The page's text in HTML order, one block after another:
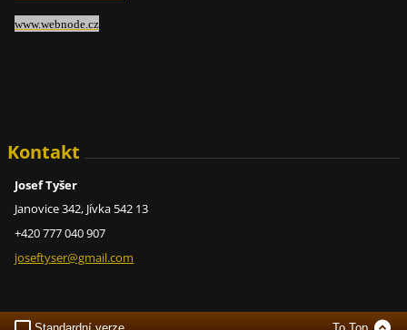
www.webnode.cz
Kontakt
Josef Tyšer
Janovice 342, Jívka 542 13
+420 777 040 907
joseftyser@gmail.com